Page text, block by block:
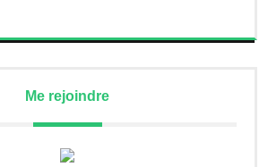
Me rejoindre